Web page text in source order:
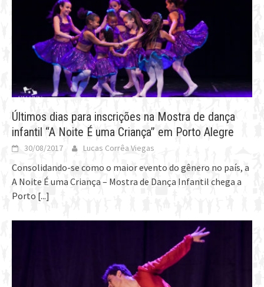
Últimos dias para inscrições na Mostra de dança
infantil “A Noite É uma Criança” em Porto Alegre
30/08/2017 Lucas Corrêa Viegas
Consolidando-se como o maior evento do gênero no país, a
A Noite É uma Criança – Mostra de Dança Infantil chega a
Porto [...]